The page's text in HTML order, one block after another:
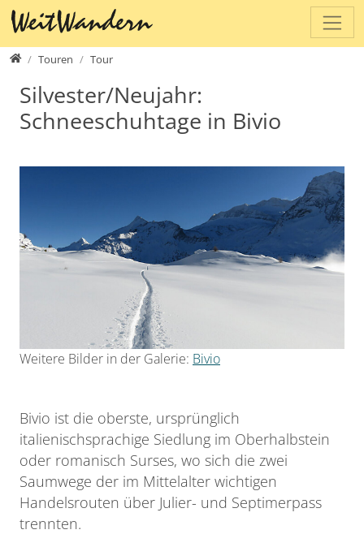
Direkt zur Hauptnavigation springen
Direkt zum Inhalt springen
www.weitwandern.ch
Touren Tour
Silvester/Neujahr:
Schneeschuhtage in Bivio
Weitere Bilder in der Galerie: Bivio
Bivio ist die oberste, ursprünglich
italienischsprachige Siedlung im Oberhalbstein
oder romanisch Surses, wo sich die zwei
Saumwege der im Mittelalter wichtigen
Handelsrouten über Julier- und Septimerpass
trennten.